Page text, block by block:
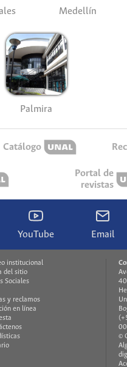
Medellín
Palmira
Catálogo
Portal de
revistas
YouTube Email
institucional
del sitio
Sociales
y reclamos
en línea
©